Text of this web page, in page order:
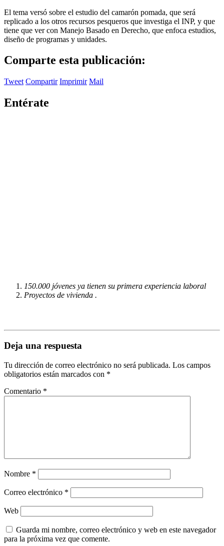
El tema versó sobre el estudio del camarón pomada, que será
replicado a los otros recursos pesqueros que investiga el INP, y que
tiene que ver con Manejo Basado en Derecho, que enfoca estudios,
diseño de programas y unidades.
Comparte esta publicación:
Tweet Compartir Imprimir Mail
Entérate
150.000 jóvenes ya tienen su primera experiencia laboral
Proyectos de vivienda .
Deja una respuesta
Tu dirección de correo electrónico no será publicada. Los campos
obligatorios están marcados con *
Comentario *
Nombre *
Correo electrónico *
Web
Guarda mi nombre, correo electrónico y web en este navegador
para la próxima vez que comente.